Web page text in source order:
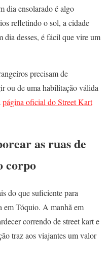
dia ensolarado é algo
refletindo o sol, a cidade
dia desses, é fácil que vire um
precisam de
ou de uma habilitação válida
página oficial do Street Kart
as ruas de
corpo
do que suficiente para
em Tóquio. A manhã em
correndo de street kart e
traz aos viajantes um valor